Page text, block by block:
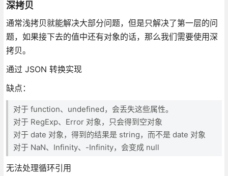
深拷贝
通常浅拷贝就能解决大部分问题，但是只解决了第一层的问
题，如果接下去的值中还有对象的话，那么我们需要使用深
拷贝。
通过 JSON 转换实现
缺点：
对于 function、undefined，会丢失这些属性。
对于 RegExp、Error 对象，只会得到空对象
对于 date 对象，得到的结果是 string，而不是 date 对象
对于 NaN、Infinity、-Infinity，会变成 null
无法处理循环引用